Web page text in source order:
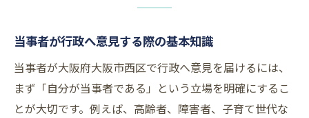
当事者が行政へ意見する際の基本知識
当事者が大阪府大阪市西区で行政へ意見を届けるには、
まず「自分が当事者である」という立場を明確にするこ
とが大切です。例えば、高齢者、障害者、子育て世代な